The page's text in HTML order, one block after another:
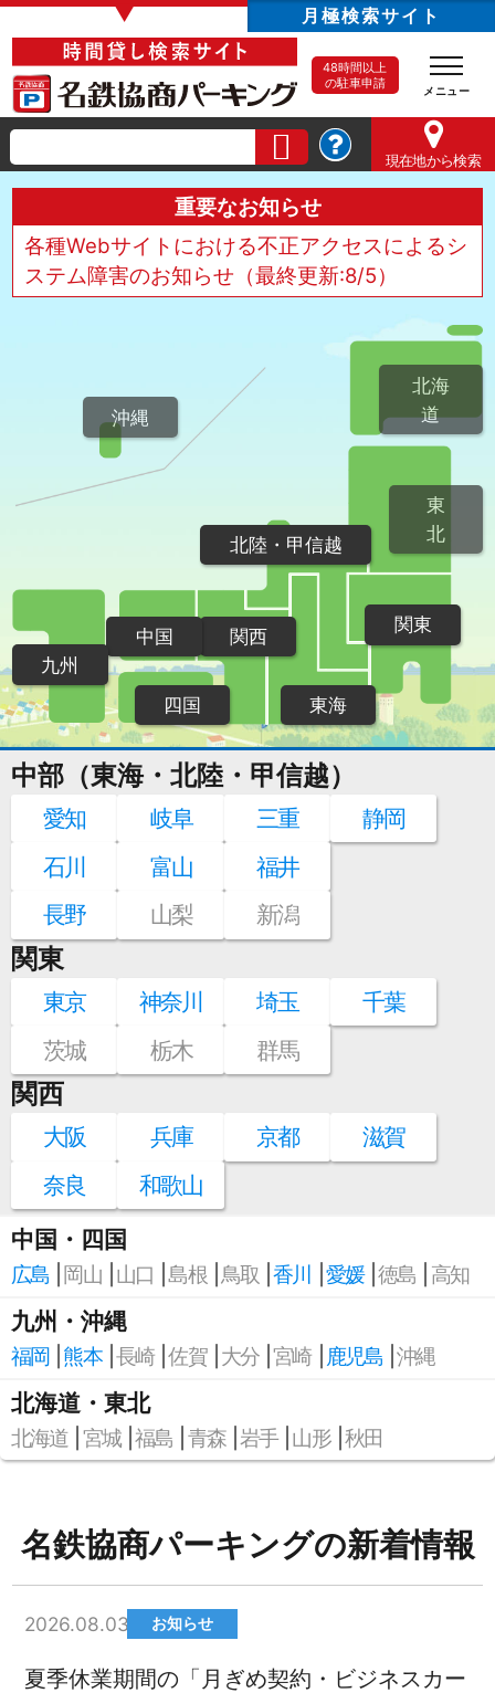
▼ 月極検索サイト
48時間以上
の駐車申請
現在地から検索
重要なお知らせ
各種Webサイトにおける不正アクセスによるシ
ステム障害のお知らせ（最終更新:8/5）
北海
道
東
北
関東
北陸・甲信越
東海
関西
中国
四国
九州
沖縄
中部（東海・北陸・甲信越）
愛知 岐阜 三重
静岡
石川
富山
福井
長野
山梨 新潟
関東
東京 神奈川 埼玉
千葉
茨城
栃木 群馬
関西
大阪 兵庫 京都
滋賀
奈良
和歌山
中国・四国
広島 岡山 山口 島根 鳥取 香川 愛媛 徳島 高知
九州・沖縄
福岡 熊本 長崎 佐賀 大分 宮崎 鹿児島 沖縄
北海道・東北
北海道 宮城 福島 青森 岩手 山形 秋田
名鉄協商パーキングの新着情報
2026.08.03 お知らせ
夏季休業期間の「月ぎめ契約・ビジネスカー